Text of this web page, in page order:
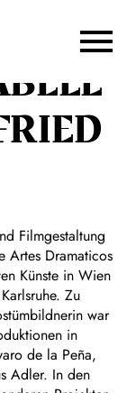
Filmgestaltung
Artes Dramaticos
Künste in Wien
Zu
war
in
de la Peña,
Adler. In den